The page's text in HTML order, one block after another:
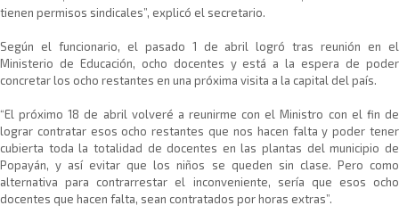
tienen permisos sindicales”, explicó el secretario.
Según el funcionario, el pasado 1 de abril logró tras reunión en el
Ministerio de Educación, ocho docentes y está a la espera de poder
concretar los ocho restantes en una próxima visita a la capital del país.
“El próximo 18 de abril volveré a reunirme con el Ministro con el fin de
lograr contratar esos ocho restantes que nos hacen falta y poder tener
cubierta toda la totalidad de docentes en las plantas del municipio de
Popayán, y así evitar que los niños se queden sin clase. Pero como
alternativa para contrarrestar el inconveniente, sería que esos ocho
docentes que hacen falta, sean contratados por horas extras”.